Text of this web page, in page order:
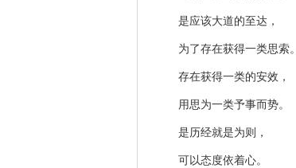
是应该大道的至达，
为了存在获得一类思索。
存在获得一类的安效，
用思为一类予事而势。
是历经就是为则，
可以态度依着心。